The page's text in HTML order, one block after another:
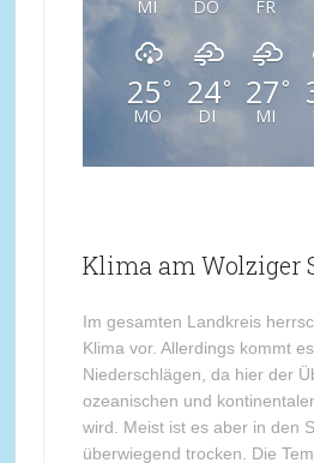
MI DO FR
25°
MO
24°
DI
27 °
MI
Klima am Wolziger
Im gesamten Landkreis
Klima vor. Allerdings kommt
Niederschlägen, da hier der
ozeanischen und
wird. Meist ist es aber in den
überwiegend trocken. Die